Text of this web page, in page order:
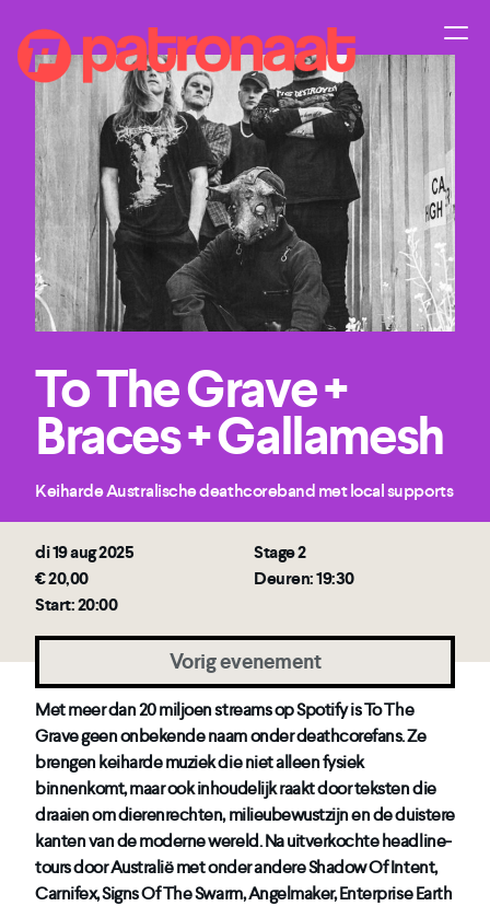
To The Grave +
Braces + Gallamesh
Keiharde Australische deathcoreband met local supports
di 19 aug 2025
Stage 2
€ 20,00
Deuren: 19:30
Start: 20:00
Vorig evenement
Met meer dan 20 miljoen streams op Spotify is To The
Grave geen onbekende naam onder deathcorefans. Ze
brengen keiharde muziek die niet alleen fysiek
binnenkomt, maar ook inhoudelijk raakt door teksten die
draaien om dierenrechten, milieubewustzijn en de duistere
kanten van de moderne wereld. Na uitverkochte headline-
tours door Australië met onder andere Shadow Of Intent,
Carnifex, Signs Of The Swarm, Angelmaker, Enterprise Earth